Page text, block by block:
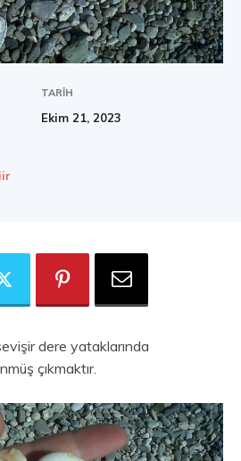
TARIH
Ekim 21, 2023
dere yataklarında
çıkmaktır.